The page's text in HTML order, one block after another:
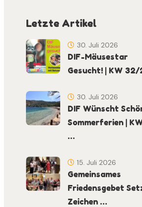
Letzte Artikel
DIF-Mäusestar
Gesucht! | KW
30. Juli 2026
DIF Wünscht
Sommerferien |
…
30. Juli 2026
Gemeinsames
Friedensgebet
Zeichen …
15. Juli 2026